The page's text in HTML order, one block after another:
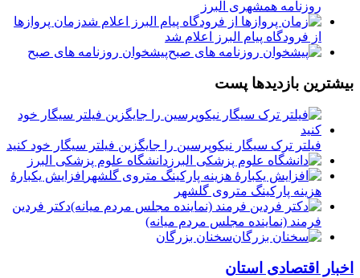
روزنامه‌ همشهری البرز
زمان پروازها
از فرودگاه پیام البرز اعلام شد
پیشخوان روزنامه های صبح
بیشترین بازدیدها پست
فیلتر ترک سیگار نیکوپرسین را جایگزین فیلتر سیگار خود کنید
دانشگاه علوم پزشکی البرز
افزایش یکبارۀ
هزینه پارکینگ متروی گلشهر
دكتر فردين
فرمند (نماينده مجلس مردم میانه)
سخنان بزرگان
اخبار اقتصادی استان